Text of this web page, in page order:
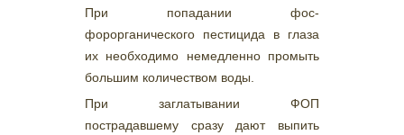
При попадании фос-
форорганического пестицида в глаза
их необходимо немедленно промыть
большим количеством воды.
При заглатывании ФОП
пострадавшему сразу дают выпить